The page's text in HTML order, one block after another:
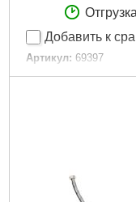
Добавить к
Артикул: 69397
Код товара: 29.48.95